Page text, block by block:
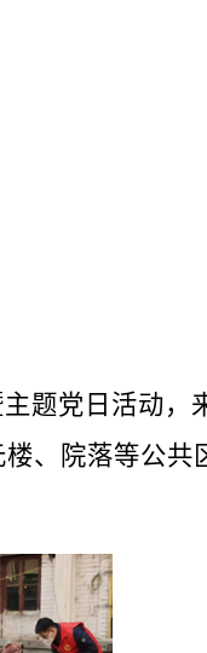
党日活动，
、院落等公共